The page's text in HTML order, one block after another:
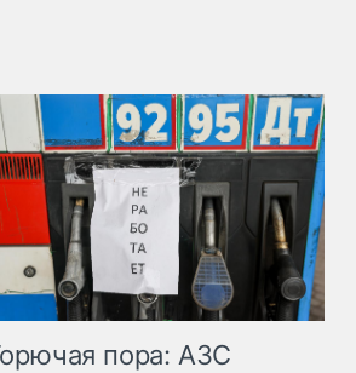
пора: АЗС